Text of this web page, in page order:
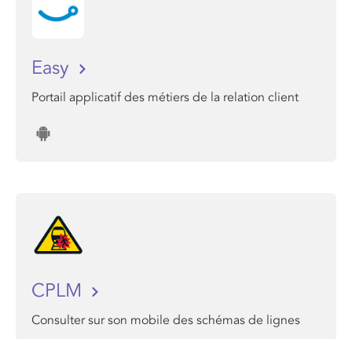
Easy
Portail applicatif des métiers de la relation client
CPLM
Consulter sur son mobile des schémas de lignes